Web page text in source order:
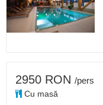
2950 RON /pers
Cu masă